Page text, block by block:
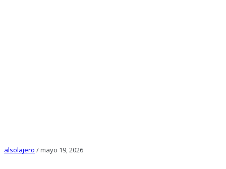
alsolajero /mayo 19, 2026